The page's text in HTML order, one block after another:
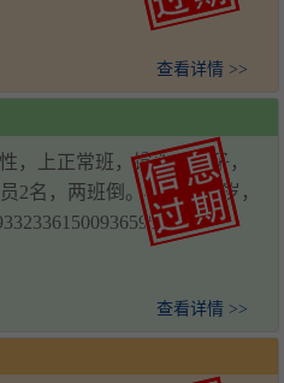
查看详情 >>
，上正常班，馒头，饼子，
2名，两班倒。40岁至50岁，
查看详情 >>